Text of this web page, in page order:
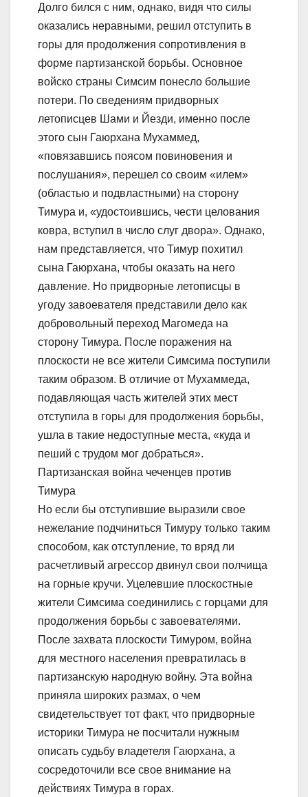
Долго бился с ним, однако, видя что силы
оказались неравными, решил отступить в
горы для продолжения сопротивления в
форме партизанской борьбы. Основное
войско страны Симсим понесло большие
потери. По сведениям придворных
летописцев Шами и Йезди, именно после
этого сын Гаюрхана Мухаммед,
«повязавшись поясом повиновения и
послушания», перешел со своим «илем»
(областью и подвластными) на сторону
Тимура и, «удостоившись, чести целования
ковра, вступил в число слуг двора». Однако,
нам представляется, что Тимур похитил
сына Гаюрхана, чтобы оказать на него
давление. Но придворные летописцы в
угоду завоевателя представили дело как
добровольный переход Магомеда на
сторону Тимура. После поражения на
плоскости не все жители Симсима поступили
таким образом. В отличие от Мухаммеда,
подавляющая часть жителей этих мест
отступила в горы для продолжения борьбы,
ушла в такие недоступные места, «куда и
пеший с трудом мог добраться».
Партизанская война чеченцев против
Тимура
Но если бы отступившие выразили свое
нежелание подчиниться Тимуру только таким
способом, как отступление, то вряд ли
расчетливый агрессор двинул свои полчища
на горные кручи. Уцелевшие плоскостные
жители Симсима соединились с горцами для
продолжения борьбы с завоевателями.
После захвата плоскости Тимуром, война
для местного населения превратилась в
партизанскую народную войну. Эта война
приняла широких размах, о чем
свидетельствует тот факт, что придворные
историки Тимура не посчитали нужным
описать судьбу владетеля Гаюрхана, а
сосредоточили все свое внимание на
действиях Тимура в горах.